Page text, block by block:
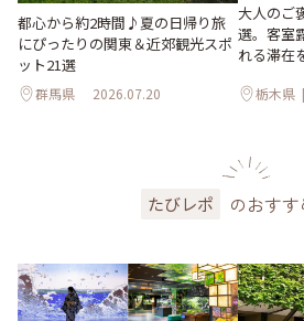
都心から約2時間♪夏の日帰り旅
にぴったりの関東＆近郊観光スポ
ット21選
群馬県 2026.07.20
大人のご
選。客室
れる滞在
栃木県
たびレポ のおす